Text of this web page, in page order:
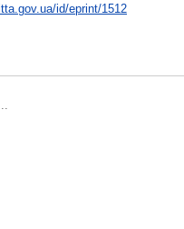
id/eprint/1512